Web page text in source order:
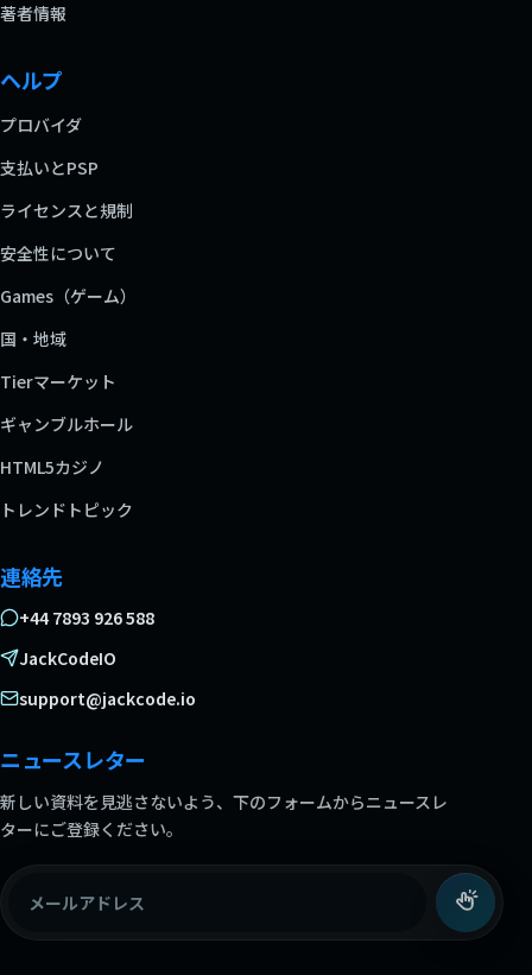
著者情報
ヘルプ
プロバイダ
支払いとPSP
ライセンスと規制
安全性について
Games（ゲーム）
国・地域
Tierマーケット
ギャンブルホール
HTML5カジノ
トレンドトピック
連絡先
+44 7893 926 588
JackCodeIO
support@jackcode.io
ニュースレター
新しい資料を見逃さないよう、下のフォームからニュースレ
ターにご登録ください。